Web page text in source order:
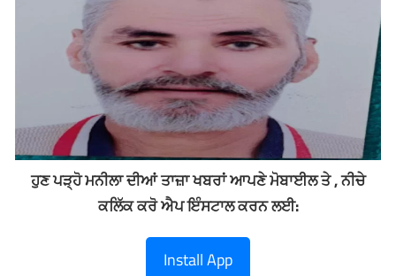
ਹੁਣ ਪੜ੍ਹੋ ਮਨੀਲਾ ਦੀਆਂ ਤਾਜ਼ਾ ਖਬਰਾਂ ਆਪਣੇ ਮੋਬਾਈਲ ਤੇ , ਨੀਚੇ
ਕਲਿੱਕ ਕਰੋ ਐਪ ਇੰਸਟਾਲ ਕਰਨ ਲਈ:
Install App